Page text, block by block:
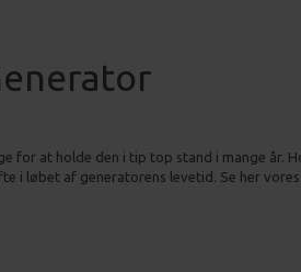
for at holde den i tip top stand i mange år.
i løbet af generatorens levetid. Se her